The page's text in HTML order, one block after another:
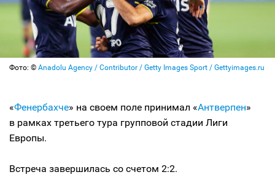
Фото: © Anadolu Agency / Contributor / Getty Images Sport / Gettyimages.ru
«Фенербахче» на своем поле принимал «Антверпен»
в рамках третьего тура групповой стадии Лиги
Европы.
Встреча завершилась со счетом 2:2.